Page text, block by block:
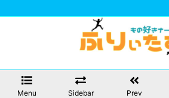
Menu Sidebar Prev